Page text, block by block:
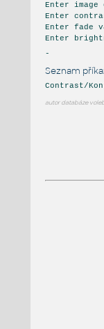
Enter
Enter
Enter fade
Enter
-
Seznam
Contrast/
autor databáze